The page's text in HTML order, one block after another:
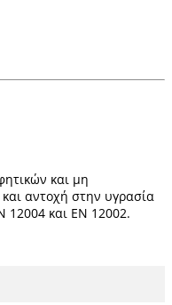
και μη
αντοχή στην υγρασία
12004 και ΕΝ 12002.